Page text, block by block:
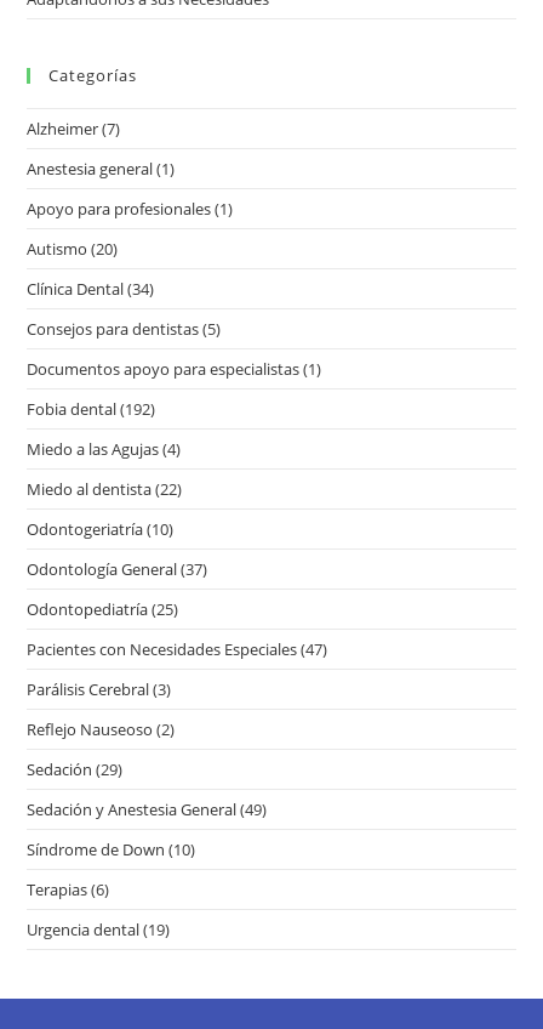
Categorías
Alzheimer(7)
Anestesia general(1)
Apoyo para profesionales(1)
Autismo (20)
Clínica Dental(34)
Consejos para dentistas(5)
Documentos apoyo para especialistas(1)
Fobia dental(192)
Miedo a las Agujas(4)
Miedo al dentista(22)
Odontogeriatría(10)
Odontología General(37)
Odontopediatría(25)
Pacientes con Necesidades Especiales(47)
Parálisis Cerebral(3)
Reflejo Nauseoso (2)
Sedación (29)
Sedación y Anestesia General(49)
Síndrome de Down (10)
Terapias(6)
Urgencia dental(19)